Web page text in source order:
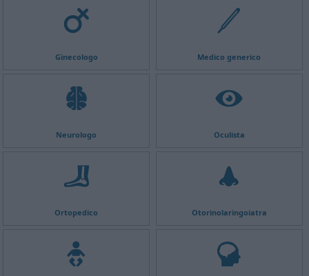
Ginecologo Medico generico
Neurologo Oculista
Ortopedico Otorinolaringoiatra